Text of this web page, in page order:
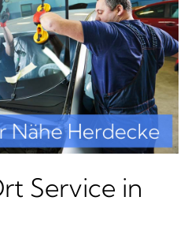
Service in